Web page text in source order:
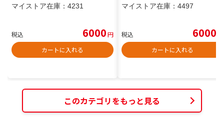
マイストア在庫： 4231
税込 6000円
カートに入れる
マイストア在庫： 4497
税込 6000
カートに入れる
このカテゴリをもっと見る